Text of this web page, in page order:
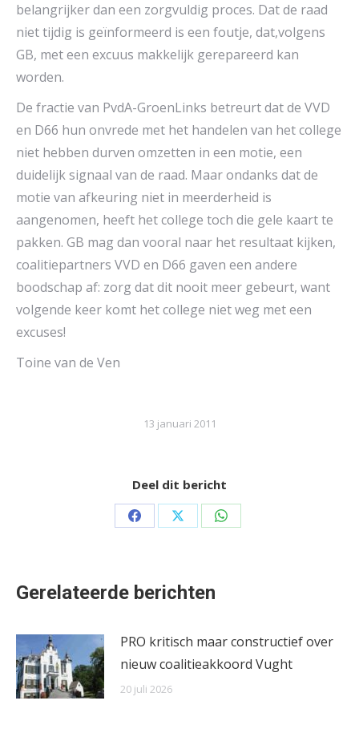
belangrijker dan een zorgvuldig proces. Dat de raad
niet tijdig is geïnformeerd is een foutje, dat,volgens
GB, met een excuus makkelijk gerepareerd kan
worden.
De fractie van PvdA-GroenLinks betreurt dat de VVD
en D66 hun onvrede met het handelen van het college
niet hebben durven omzetten in een motie, een
duidelijk signaal van de raad. Maar ondanks dat de
motie van afkeuring niet in meerderheid is
aangenomen, heeft het college toch die gele kaart te
pakken. GB mag dan vooral naar het resultaat kijken,
coalitiepartners VVD en D66 gaven een andere
boodschap af: zorg dat dit nooit meer gebeurt, want
volgende keer komt het college niet weg met een
excuses!
Toine van de Ven
13 januari 2011
Deel dit bericht
Share Share Share
Gerelateerde berichten
PRO kritisch maar constructief over
nieuw coalitieakkoord Vught
20 juli 2026